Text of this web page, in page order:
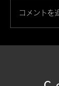
般若・
コメントを